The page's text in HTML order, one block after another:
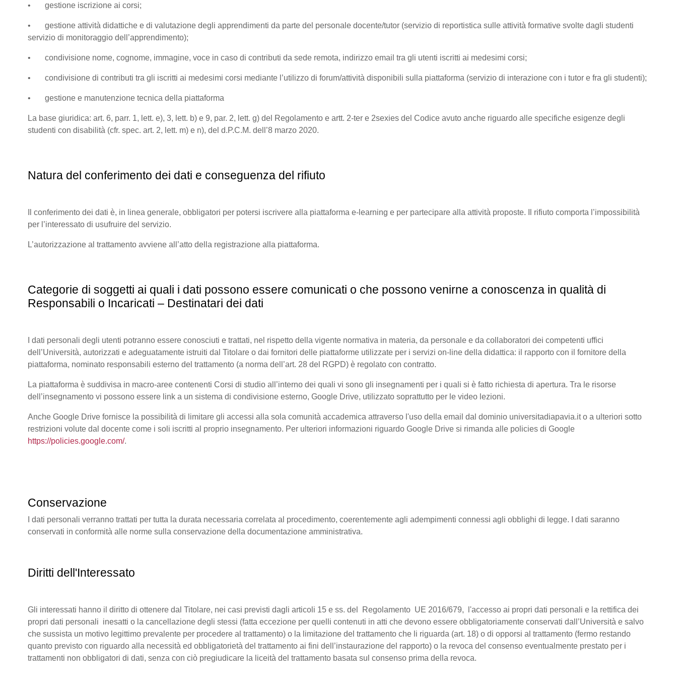
• gestione iscrizione ai corsi;
• gestione attività didattiche e di valutazione degli apprendimenti da parte del personale docente/tutor (servizio di reportistica sulle attività formative svolte dagli studenti
servizio di monitoraggio dell’apprendimento);
• condivisione nome, cognome, immagine, voce in caso di contributi da sede remota, indirizzo email tra gli utenti iscritti ai medesimi corsi;
• condivisione di contributi tra gli iscritti ai medesimi corsi mediante l’utilizzo di forum/attività disponibili sulla piattaforma (servizio di interazione con i tutor e fra gli studenti);
• gestione e manutenzione tecnica della piattaforma
La base giuridica: art. 6, parr. 1, lett. e), 3, lett. b) e 9, par. 2, lett. g) del Regolamento e artt. 2-ter e 2sexies del Codice avuto anche riguardo alle specifiche esigenze degli
studenti con disabilità (cfr. spec. art. 2, lett. m) e n), del d.P.C.M. dell’8 marzo 2020.
Natura del conferimento dei dati e conseguenza del rifiuto
Il conferimento dei dati è, in linea generale, obbligatori per potersi iscrivere alla piattaforma e-learning e per partecipare alla attività proposte. Il rifiuto comporta l’impossibilità
per l’interessato di usufruire del servizio.
L’autorizzazione al trattamento avviene all’atto della registrazione alla piattaforma.
Categorie di soggetti ai quali i dati possono essere comunicati o che possono venirne a conoscenza in qualità di
Responsabili o Incaricati – Destinatari dei dati
I dati personali degli utenti potranno essere conosciuti e trattati, nel rispetto della vigente normativa in materia, da personale e da collaboratori dei competenti uffici
dell’Università, autorizzati e adeguatamente istruiti dal Titolare o dai fornitori delle piattaforme utilizzate per i servizi on-line della didattica: il rapporto con il fornitore della
piattaforma, nominato responsabili esterno del trattamento (a norma dell’art. 28 del RGPD) è regolato con contratto.
La piattaforma è suddivisa in macro-aree contenenti Corsi di studio all’interno dei quali vi sono gli insegnamenti per i quali si è fatto richiesta di apertura. Tra le risorse
dell’insegnamento vi possono essere link a un sistema di condivisione esterno, Google Drive, utilizzato soprattutto per le video lezioni.
Anche Google Drive fornisce la possibilità di limitare gli accessi alla sola comunità accademica attraverso l'uso della email dal dominio universitadiapavia.it o a ulteriori sotto
restrizioni volute dal docente come i soli iscritti al proprio insegnamento. Per ulteriori informazioni riguardo Google Drive si rimanda alle policies di Google
https://policies.google.com/.
Conservazione
I dati personali verranno trattati per tutta la durata necessaria correlata al procedimento, coerentemente agli adempimenti connessi agli obblighi di legge. I dati saranno
conservati in conformità alle norme sulla conservazione della documentazione amministrativa.
Diritti dell'Interessato
Gli interessati hanno il diritto di ottenere dal Titolare, nei casi previsti dagli articoli 15 e ss. del Regolamento UE 2016/679, l'accesso ai propri dati personali e la rettifica dei
propri dati personali inesatti o la cancellazione degli stessi (fatta eccezione per quelli contenuti in atti che devono essere obbligatoriamente conservati dall’Università e salvo
che sussista un motivo legittimo prevalente per procedere al trattamento) o la limitazione del trattamento che li riguarda (art. 18) o di opporsi al trattamento (fermo restando
quanto previsto con riguardo alla necessità ed obbligatorietà del trattamento ai fini dell’instaurazione del rapporto) o la revoca del consenso eventualmente prestato per i
trattamenti non obbligatori di dati, senza con ciò pregiudicare la liceità del trattamento basata sul consenso prima della revoca.